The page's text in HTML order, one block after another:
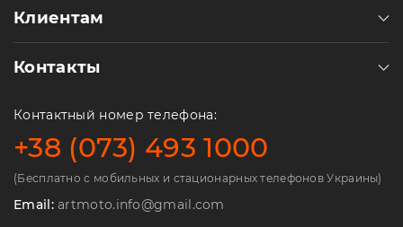
Клиентам
Контакты
Контактный номер телефона:
+38 (073) 493 1000
(Бесплатно с мобильных и стационарных телефонов Украины)
Email:artmoto.info@gmail.com